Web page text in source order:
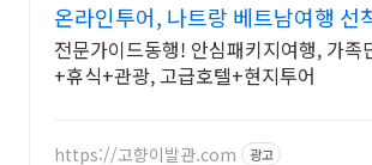
온라인투어, 나트랑 베트남여행 선
인!
전문가이드동행! 안심패키지여행, 가족
+휴식+관광, 고급호텔+현지투어
https://고향이발관.com 광고